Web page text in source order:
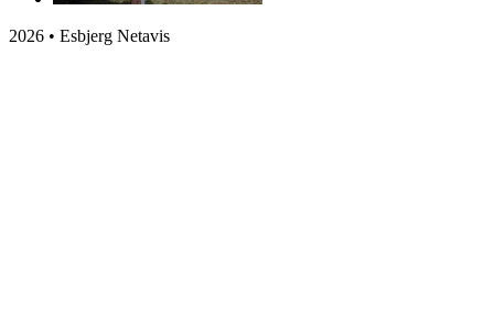
2026 • Esbjerg Netavis